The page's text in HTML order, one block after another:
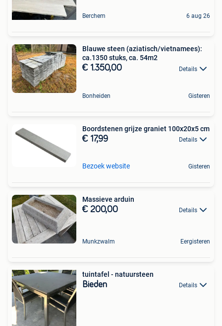
Berchem 6 aug 26
Blauwe steen (aziatisch/vietnamees):
ca.1350 stuks, ca. 54m2
€ 1.350,00 Details
Bonheiden Gisteren
Boordstenen grijze graniet 100x20x5 cm
€ 17,99 Details
Bezoek website Gisteren
Massieve arduin
€ 200,00 Details
Munkzwalm Eergisteren
tuintafel - natuursteen
Bieden Details